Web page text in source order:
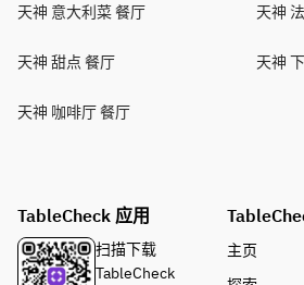
天神 意大利菜 餐厅 天神
天神 甜点 餐厅 天神
天神 咖啡厅 餐厅
TableCheck 应用
扫描下载
TableCheck
主页